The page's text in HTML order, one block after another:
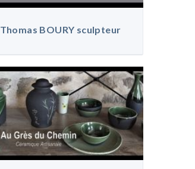
Thomas BOURY sculpteur